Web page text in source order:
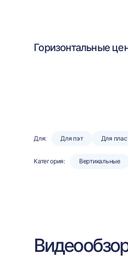
Горизонтальные
Для: Для пэт Для
Категория: Вертикальные